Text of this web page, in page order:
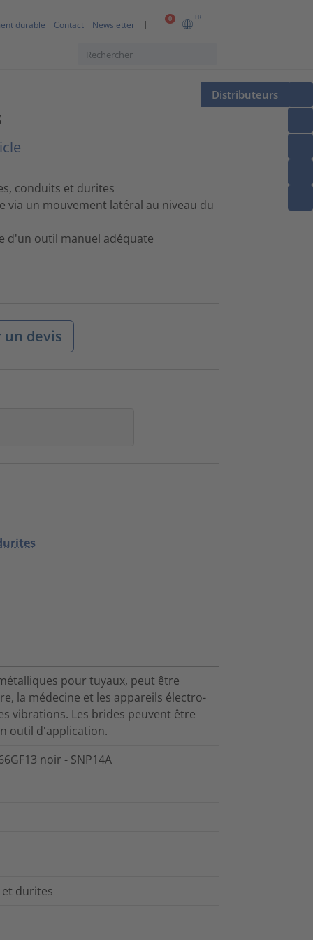
0 FR
durable Contact Newsletter
Distributeurs
conduits et durites
via un mouvement latéral au niveau du
d'un outil manuel adéquate
un devis
pour tuyaux, peut être
la médecine et les appareils électro-
vibrations. Les brides peuvent être
outil d'application.
noir - SNP14A
durites